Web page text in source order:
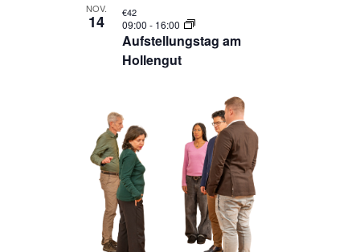
NOV.
14
Aufstellungstag am
Hollengut
09:00- 16:00
€42